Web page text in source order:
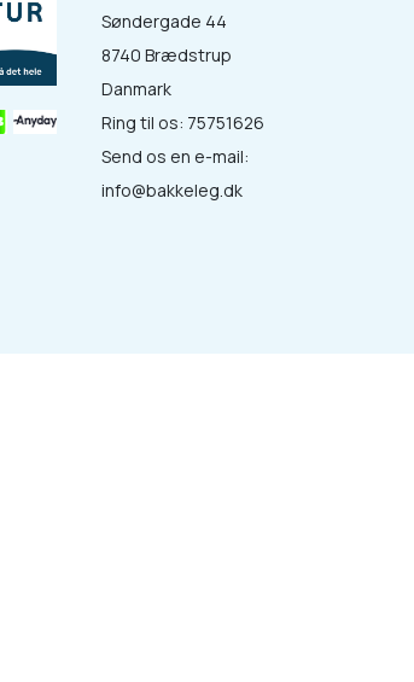
Søndergade 44
8740 Brædstrup
Danmark
Ring til os: 75751626
Send os en e-mail:
info@bakkeleg.dk